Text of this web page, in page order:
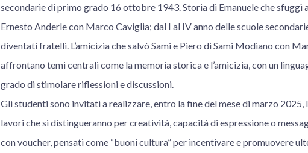
secondarie di primo grado 16 ottobre 1943. Storia di Emanuele che sfuggì
Ernesto Anderle con Marco Caviglia; dal I al IV anno delle scuole
diventati fratelli. L’amicizia che salvò Sami e Piero di Sami Modiano con
affrontano temi centrali come la memoria storica e l’amicizia, con un
grado di stimolare riflessioni e discussioni.
Gli studenti sono invitati a realizzare, entro la fine del mese di marzo 2025,
lavori che si distingueranno per creatività, capacità di espressione o
con voucher, pensati come “buoni cultura” per incentivare e promuovere